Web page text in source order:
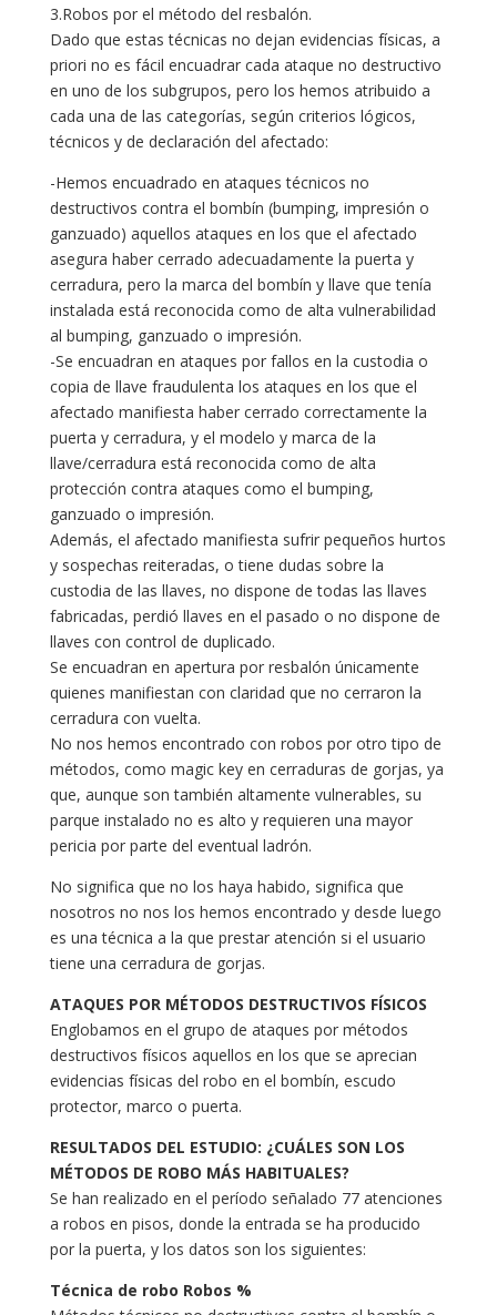
3.Robos por el método del resbalón.
Dado que estas técnicas no dejan evidencias físicas, a
priori no es fácil encuadrar cada ataque no destructivo
en uno de los subgrupos, pero los hemos atribuido a
cada una de las categorías, según criterios lógicos,
técnicos y de declaración del afectado:
-Hemos encuadrado en ataques técnicos no
destructivos contra el bombín (bumping, impresión o
ganzuado) aquellos ataques en los que el afectado
asegura haber cerrado adecuadamente la puerta y
cerradura, pero la marca del bombín y llave que tenía
instalada está reconocida como de alta vulnerabilidad
al bumping, ganzuado o impresión.
-Se encuadran en ataques por fallos en la custodia o
copia de llave fraudulenta los ataques en los que el
afectado manifiesta haber cerrado correctamente la
puerta y cerradura, y el modelo y marca de la
llave/cerradura está reconocida como de alta
protección contra ataques como el bumping,
ganzuado o impresión.
Además, el afectado manifiesta sufrir pequeños hurtos
y sospechas reiteradas, o tiene dudas sobre la
custodia de las llaves, no dispone de todas las llaves
fabricadas, perdió llaves en el pasado o no dispone de
llaves con control de duplicado.
Se encuadran en apertura por resbalón únicamente
quienes manifiestan con claridad que no cerraron la
cerradura con vuelta.
No nos hemos encontrado con robos por otro tipo de
métodos, como magic key en cerraduras de gorjas, ya
que, aunque son también altamente vulnerables, su
parque instalado no es alto y requieren una mayor
pericia por parte del eventual ladrón.
No significa que no los haya habido, significa que
nosotros no nos los hemos encontrado y desde luego
es una técnica a la que prestar atención si el usuario
tiene una cerradura de gorjas.
ATAQUES POR MÉTODOS DESTRUCTIVOS FÍSICOS
Englobamos en el grupo de ataques por métodos
destructivos físicos aquellos en los que se aprecian
evidencias físicas del robo en el bombín, escudo
protector, marco o puerta.
RESULTADOS DEL ESTUDIO: ¿CUÁLES SON LOS
MÉTODOS DE ROBO MÁS HABITUALES?
Se han realizado en el período señalado 77 atenciones
a robos en pisos, donde la entrada se ha producido
por la puerta, y los datos son los siguientes:
Técnica de robo Robos %